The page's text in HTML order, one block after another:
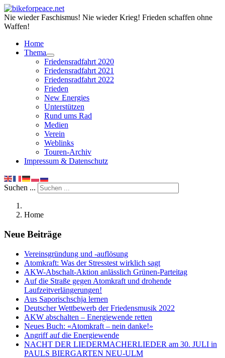
Nie wieder Faschismus! Nie wieder Krieg! Frieden schaffen ohne
Waffen!
Home
Thema
Friedensradfahrt 2020
Friedensradfahrt 2021
Friedensradfahrt 2022
Frieden
New Energies
Unterstützen
Rund ums Rad
Medien
Verein
Weblinks
Touren-Archiv
Impressum & Datenschutz
Suchen ...
Home
Neue Beiträge
Vereinsgründung und -auflösung
Atomkraft: Was der Stresstest wirklich sagt
AKW-Abschalt-Aktion anlässlich Grünen-Parteitag
Auf die Straße gegen Atomkraft und drohende
Laufzeitverlängerungen!
Aus Saporischschja lernen
Deutscher Wettbewerb der Friedensmusik 2022
AKW abschalten – Energiewende retten
Neues Buch: «Atomkraft – nein danke!»
Angriff auf die Energiewende
NACHT DER LIEDERMACHERLIEDER am 30. JULI in
PAULS BIERGARTEN NEU-ULM